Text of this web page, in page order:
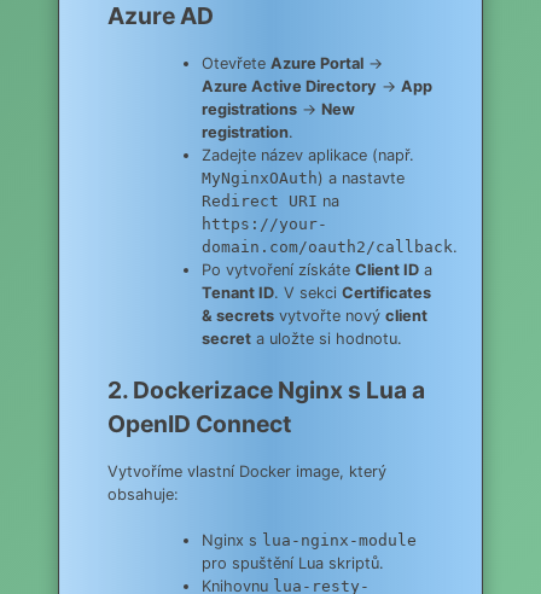
Azure AD
OtevřeteAzure Portal →
Azure Active Directory →App
registrations → New
registration.
Zadejte název aplikace (např.
MyNginxOAuth) a nastavte
Redirect URI na
https://your-
domain.com/oauth2/callback.
Po vytvoření získáteClient ID a
Tenant ID. V sekciCertificates
& secrets vytvořte novýclient
secret a uložte si hodnotu.
2. Dockerizace Nginx s Lua a
OpenID Connect
Vytvoříme vlastní Docker image, který
obsahuje:
Nginx s lua-nginx-module
pro spuštění Lua skriptů.
Knihovnu lua-resty-